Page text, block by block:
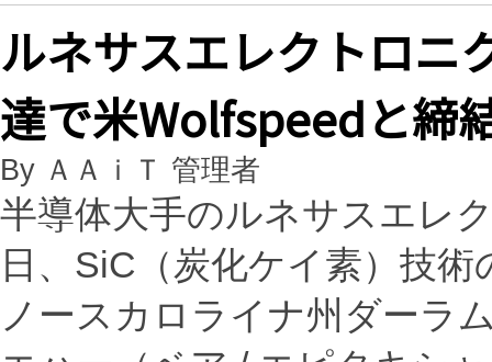
ルネサスエレクトロニ
達で米Wolfspeedと締
By ＡＡｉＴ 管理者
半導体大手のルネサスエレ
日、SiC（炭化ケイ素）技
ノースカロライナ州ダーラ